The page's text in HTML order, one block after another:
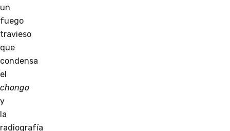
un
fuego
travieso
que
condensa
el
chongo
y
la
radiografía